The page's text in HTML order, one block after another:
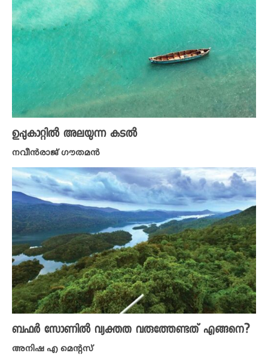
ഉപ്പുകാറ്റിൽ അലയുന്ന കടൽ
നവീൻരാജ് ​ഗൗതമൻ
ബഫർ സോണിൽ വ്യക്തത വരുത്തേണ്ടത് എങ്ങനെ?
അനിഷ എ മെന്റസ്